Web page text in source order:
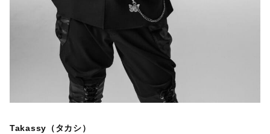
Takassy（タカシ）